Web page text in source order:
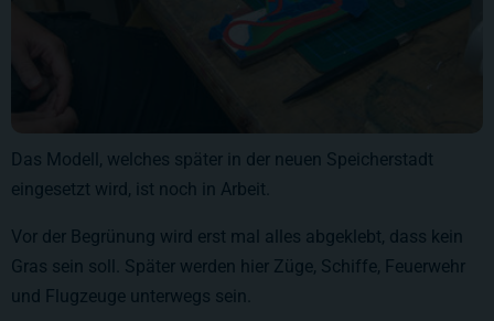
Das Modell, welches später in der neuen Speicherstadt
eingesetzt wird, ist noch in Arbeit.
Vor der Begrünung wird erst mal alles abgeklebt, dass kein
Gras sein soll. Später werden hier Züge, Schiffe, Feuerwehr
und Flugzeuge unterwegs sein.